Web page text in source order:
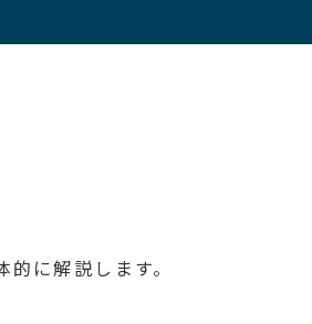
に解説します。